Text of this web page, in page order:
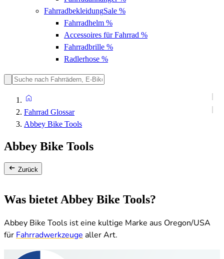
FahrradbekleidungSale %
Fahrradhelm %
Accessoires für Fahrrad %
Fahrradbrille %
Radlerhose %
Fahrrad Glossar
Abbey Bike Tools
Abbey Bike Tools
Zurück
Was bietet Abbey Bike Tools?
Abbey Bike Tools ist eine kultige Marke aus Oregon/USA
für Fahrradwerkzeuge aller Art.